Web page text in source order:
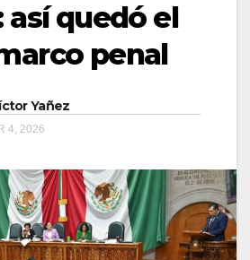
así quedó el
penal
Yañez
4, 2026